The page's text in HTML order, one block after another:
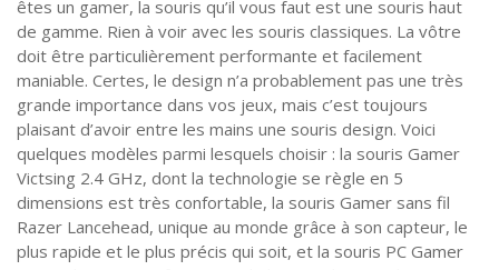
êtes un gamer, la souris qu’il vous faut est une souris haut
de gamme. Rien à voir avec les souris classiques. La vôtre
doit être particulièrement performante et facilement
maniable. Certes, le design n’a probablement pas une très
grande importance dans vos jeux, mais c’est toujours
plaisant d’avoir entre les mains une souris design. Voici
quelques modèles parmi lesquels choisir : la souris Gamer
Victsing 2.4 GHz, dont la technologie se règle en 5
dimensions est très confortable, la souris Gamer sans fil
Razer Lancehead, unique au monde grâce à son capteur, le
plus rapide et le plus précis qui soit, et la souris PC Gamer